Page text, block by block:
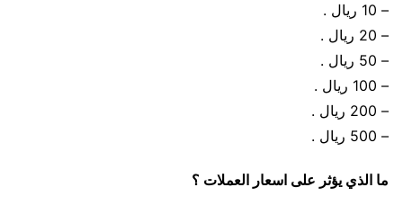
– 10 ريال .
– 20 ريال .
– 50 ريال .
– 100 ريال .
– 200 ريال .
– 500 ريال .
ما الذي يؤثر على اسعار العملات ؟